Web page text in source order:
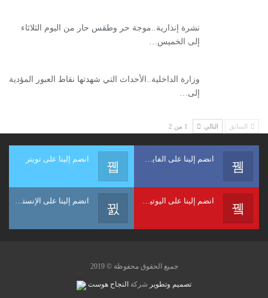
نشرة إنذارية..موجة حر وطقس حار من اليوم الثلاثاء
إلى الخميس…
وزارة الداخلية..الأحداث التي شهدتها نقاط العبور المؤدية
إلى…
السابق التالي 1 من 2
انضم إلينا على الفايسبوك انضم إلينا على تويتر
انضم إلينا على اليوتيوب انضم إلينا على الإنستغرام
جميع الحقوق محفوظة © 2019
تصميم وتطوير شركة النجاح هوست